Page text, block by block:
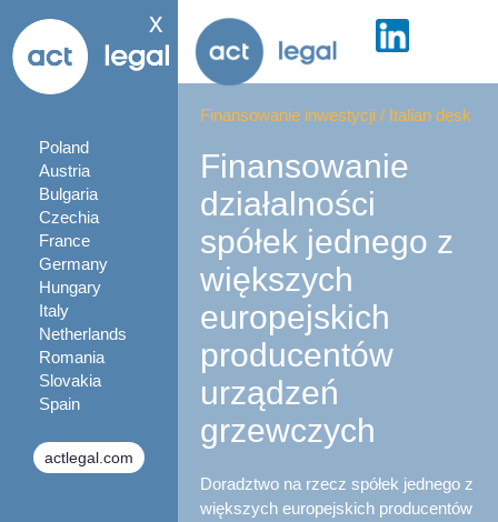
x
Poland
Austria
Bulgaria
Czechia
France
Germany
Hungary
Italy
Netherlands
Romania
Slovakia
Spain
actlegal.com
Finansowanie inwestycji / Italian desk
Finansowanie
działalności
spółek jednego z
większych
europejskich
producentów
urządzeń
grzewczych
Doradztwo na rzecz spółek jednego z
większych europejskich producentów